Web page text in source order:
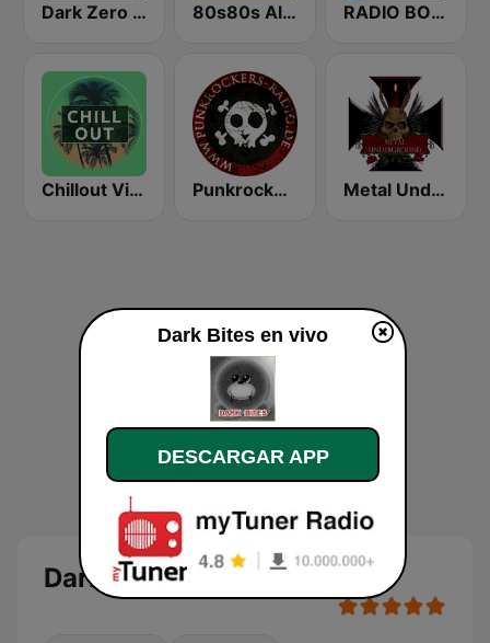
Dark Zero Radio 80s80s Alternative RADIO BOB! Punk
Chillout Vibes Punkrockers Radio Metal Underground
Dark Bites
Dark Bites en vivo
DESCARGAR APP